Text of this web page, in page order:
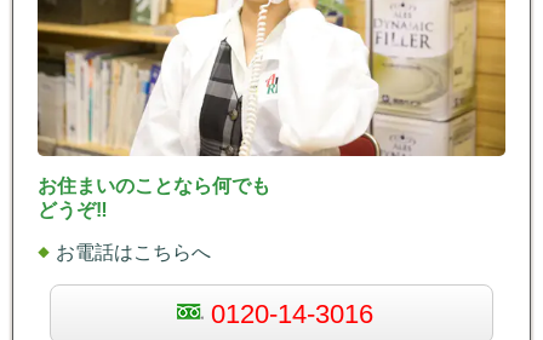
お住まいのことなら何でも
どうぞ‼
お電話はこちらへ
0120-14-3016